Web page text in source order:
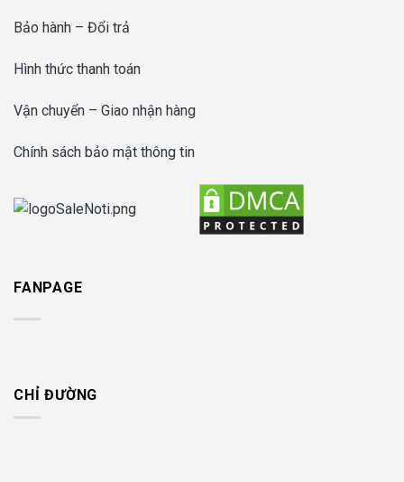
Bảo hành – Đổi trả
Hình thức thanh toán
Vận chuyển – Giao nhận hàng
Chính sách bảo mật thông tin
FANPAGE
CHỈ ĐƯỜNG